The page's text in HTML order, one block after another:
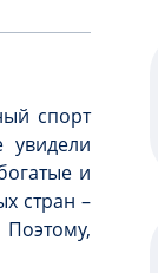
спорт
увидели
и
стран –